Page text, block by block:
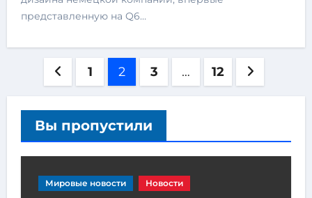
представленную на Q6…
1 2 3 … 12
Вы пропустили
Мировые новости Новости